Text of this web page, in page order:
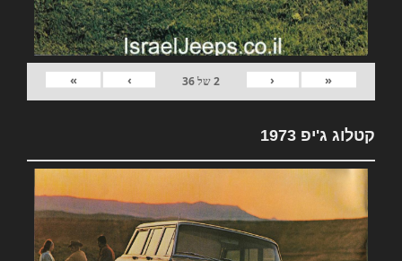
«
‹
2של36
›
»
קטלוג ג'יפ 1973